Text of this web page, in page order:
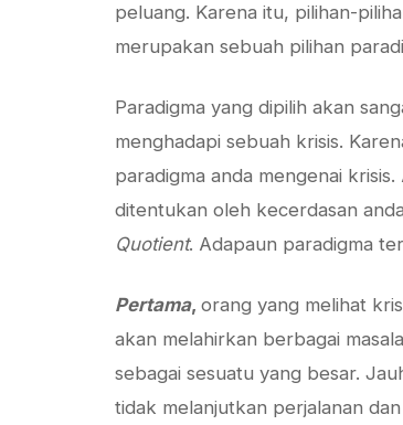
peluang. Karena itu, pilihan-
merupakan sebuah pilihan
Paradigma yang dipilih akan
menghadapi sebuah krisis.
paradigma anda mengenai
ditentukan oleh kecerdasan
Quotient. Adapaun paradigma
Pertama, orang yang melihat
akan melahirkan berbagai
sebagai sesuatu yang besar.
tidak melanjutkan perjalanan